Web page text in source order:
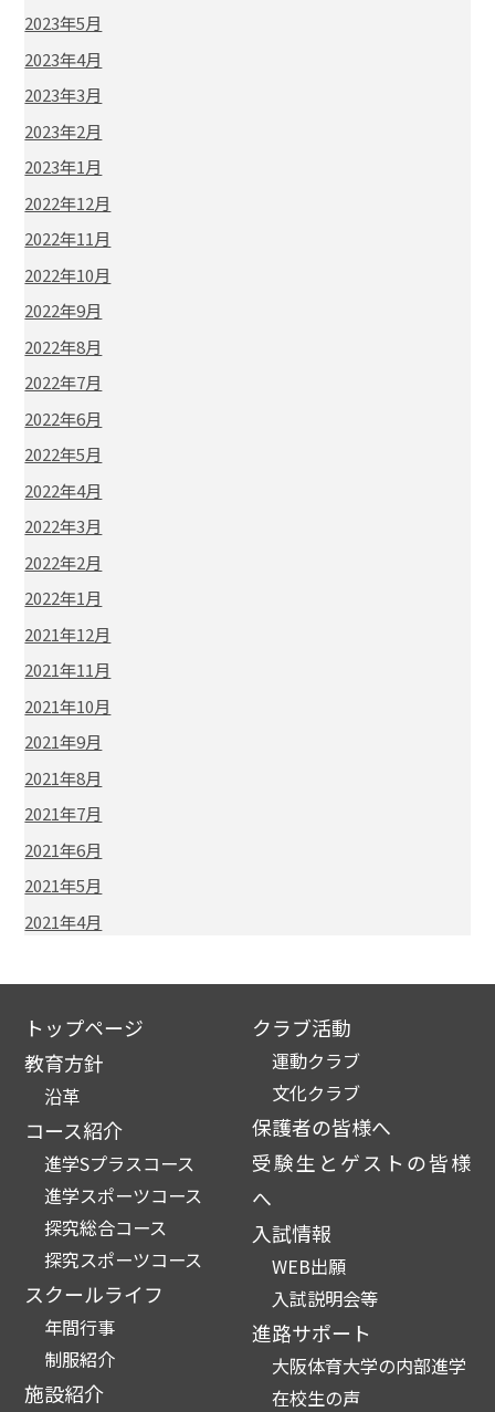
2023年5月
2023年4月
2023年3月
2023年2月
2023年1月
2022年12月
2022年11月
2022年10月
2022年9月
2022年8月
2022年7月
2022年6月
2022年5月
2022年4月
2022年3月
2022年2月
2022年1月
2021年12月
2021年11月
2021年10月
2021年9月
2021年8月
2021年7月
2021年6月
2021年5月
2021年4月
トップページ
教育方針
沿革
コース紹介
進学Sプラスコース
進学スポーツコース
探究総合コース
探究スポーツコース
スクールライフ
年間行事
制服紹介
施設紹介
クラブ活動
運動クラブ
文化クラブ
保護者の皆様へ
受験生とゲストの皆様
へ
入試情報
WEB出願
入試説明会等
進路サポート
大阪体育大学の内部進学
在校生の声